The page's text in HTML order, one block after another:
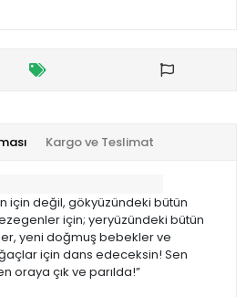
Kargo ve Teslimat
için değil, gökyüzündeki bütün
için; yeryüzündeki bütün
yeni doğmuş bebekler ve
için dans edeceksin! Sen
oraya çık ve parılda!”